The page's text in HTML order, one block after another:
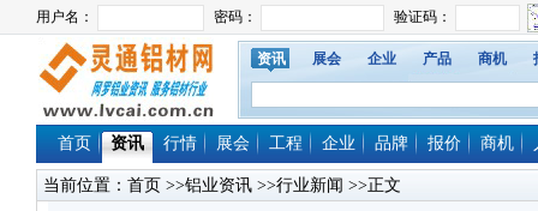
资讯 展会 企业 产品 商机
首页 资讯 行情 展会 工程 企业 品牌 报价 商机
当前位置： 首页 >>铝业资讯 >>行业新闻 >>正文